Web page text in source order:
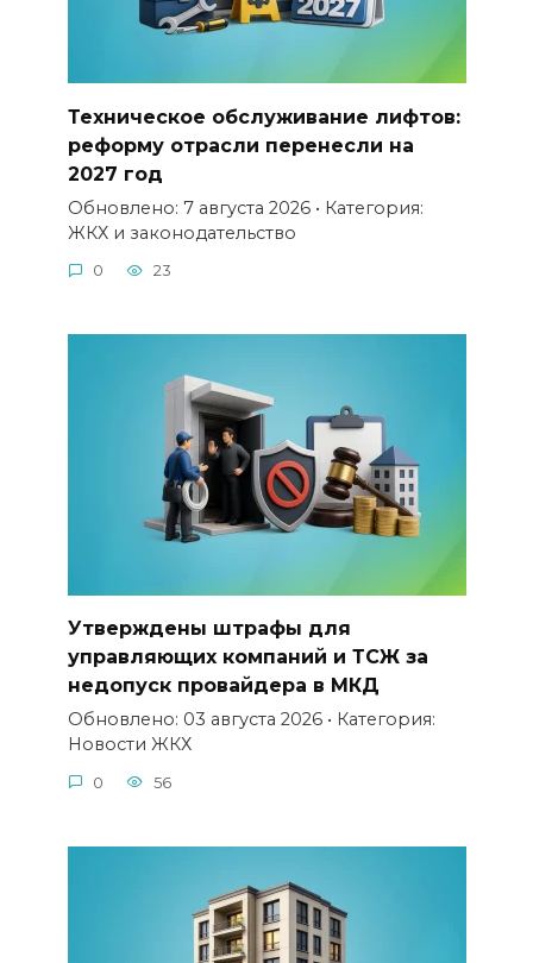
Техническое обслуживание лифтов:
реформу отрасли перенесли на
2027 год
Обновлено: 7 августа 2026 • Категория:
ЖКХ и законодательство
0 23
Утверждены штрафы для
управляющих компаний и ТСЖ за
недопуск провайдера в МКД
Обновлено: 03 августа 2026 • Категория:
Новости ЖКХ
0 56